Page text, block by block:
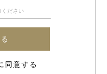
半袖 ウィークリーコンビネゾン
同意する